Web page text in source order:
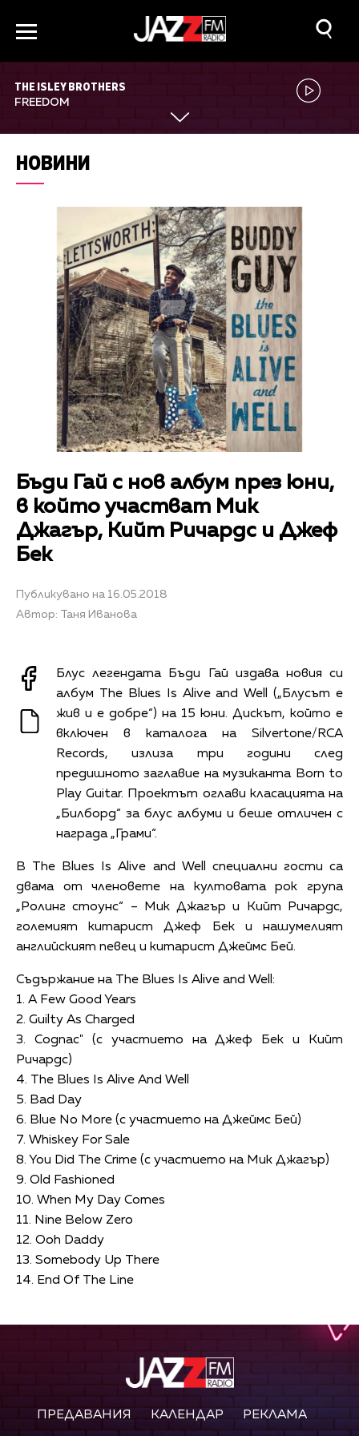
THE ISLEY BROTHERS
FREEDOM
НОВИНИ
Бъди Гай с нов албум през юни,
в който участват Мик
Джагър, Кийт Ричардс и Джеф
Бек
Публикувано на 16.05.2018
Автор: Таня Иванова
Блус легендата Бъди Гай издава новия си
албум The Blues Is Alive and Well („Блусът е
жив и е добре“) на 15 юни. Дискът, който е
включен в каталога на Silvertone/RCA
Records, излиза три години след
предишното заглавие на музиканта Born to
Play Guitar. Проектът оглави класацията на
„Билборд“ за блус албуми и беше отличен с
награда „Грами“.
В The Blues Is Alive and Well специални гости са
двама от членовете на култовата рок група
„Ролинг стоунс“ – Мик Джагър и Кийт Ричардс,
големият китарист Джеф Бек и нашумелият
английският певец и китарист Джеймс Бей.
Съдържание на The Blues Is Alive and Well:
1. A Few Good Years
2. Guilty As Charged
3. Cognac" (с участието на Джеф Бек и Кийт
Ричардс)
4. The Blues Is Alive And Well
5. Bad Day
6. Blue No More (с участието на Джеймс Бей)
7. Whiskey For Sale
8. You Did The Crime (с участието на Мик Джагър)
9. Old Fashioned
10. When My Day Comes
11. Nine Below Zero
12. Ooh Daddy
13. Somebody Up There
14. End Of The Line
ПРЕДАВАНИЯ КАЛЕНДАР РЕКЛАМА